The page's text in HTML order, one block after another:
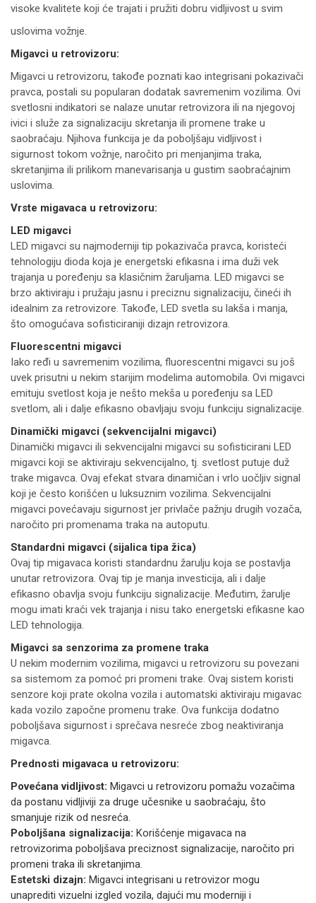
visoke kvalitete koji će trajati i pružiti dobru vidljivost u svim
uslovima vožnje.
Migavci u retrovizoru:
Migavci u retrovizoru, takođe poznati kao integrisani pokazivači
pravca, postali su popularan dodatak savremenim vozilima. Ovi
svetlosni indikatori se nalaze unutar retrovizora ili na njegovoj
ivici i služe za signalizaciju skretanja ili promene trake u
saobraćaju. Njihova funkcija je da poboljšaju vidljivost i
sigurnost tokom vožnje, naročito pri menjanjima traka,
skretanjima ili prilikom manevarisanja u gustim saobraćajnim
uslovima.
Vrste migavaca u retrovizoru:
LED migavci
LED migavci su najmoderniji tip pokazivača pravca, koristeći
tehnologiju dioda koja je energetski efikasna i ima duži vek
trajanja u poređenju sa klasičnim žaruljama. LED migavci se
brzo aktiviraju i pružaju jasnu i preciznu signalizaciju, čineći ih
idealnim za retrovizore. Takođe, LED svetla su lakša i manja,
što omogućava sofisticiraniji dizajn retrovizora.
Fluorescentni migavci
Iako ređi u savremenim vozilima, fluorescentni migavci su još
uvek prisutni u nekim starijim modelima automobila. Ovi migavci
emituju svetlost koja je nešto mekša u poređenju sa LED
svetlom, ali i dalje efikasno obavljaju svoju funkciju signalizacije.
Dinamički migavci (sekvencijalni migavci)
Dinamički migavci ili sekvencijalni migavci su sofisticirani LED
migavci koji se aktiviraju sekvencijalno, tj. svetlost putuje duž
trake migavca. Ovaj efekat stvara dinamičan i vrlo uočljiv signal
koji je često korišćen u luksuznim vozilima. Sekvencijalni
migavci povećavaju sigurnost jer privlače pažnju drugih vozača,
naročito pri promenama traka na autoputu.
Standardni migavci (sijalica tipa žica)
Ovaj tip migavaca koristi standardnu žarulju koja se postavlja
unutar retrovizora. Ovaj tip je manja investicija, ali i dalje
efikasno obavlja svoju funkciju signalizacije. Međutim, žarulje
mogu imati kraći vek trajanja i nisu tako energetski efikasne kao
LED tehnologija.
Migavci sa senzorima za promene traka
U nekim modernim vozilima, migavci u retrovizoru su povezani
sa sistemom za pomoć pri promeni trake. Ovaj sistem koristi
senzore koji prate okolna vozila i automatski aktiviraju migavac
kada vozilo započne promenu trake. Ova funkcija dodatno
poboljšava sigurnost i sprečava nesreće zbog neaktiviranja
migavca.
Prednosti migavaca u retrovizoru:
Povećana vidljivost: Migavci u retrovizoru pomažu vozačima
da postanu vidljiviji za druge učesnike u saobraćaju, što
smanjuje rizik od nesreća.
Poboljšana signalizacija: Korišćenje migavaca na
retrovizorima poboljšava preciznost signalizacije, naročito pri
promeni traka ili skretanjima.
Estetski dizajn: Migavci integrisani u retrovizor mogu
unaprediti vizuelni izgled vozila, dajući mu moderniji i